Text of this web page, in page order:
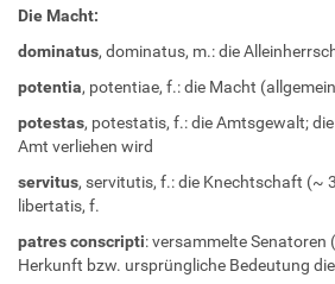
Die Macht:
dominatus, dominatus, m.: die
potentia, potentiae, f.: die Macht
potestas, potestatis, f.: die Amtsgewalt;
Amt verliehen wird
servitus, servitutis, f.: die Knechtschaft (~
libertatis, f.
patres conscripti: versammelte Senatoren
Herkunft bzw. ursprüngliche Bedeutung